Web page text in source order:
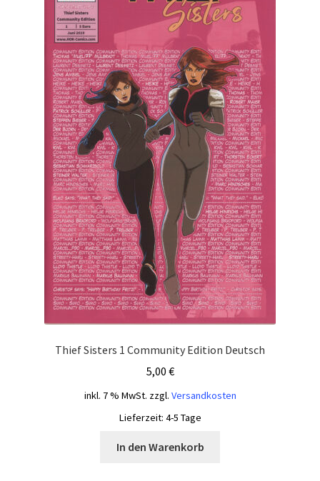
Thief Sisters 1 Community Edition Deutsch
5,00 €
inkl. 7 % MwSt. zzgl. Versandkosten
Lieferzeit: 4-5 Tage
In den Warenkorb